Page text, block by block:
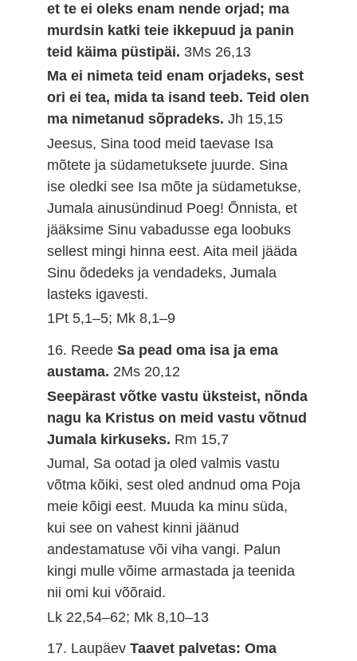
et te ei oleks enam nende orjad; ma
murdsin katki teie ikkepuud ja panin
teid käima püstipäi. 3Ms 26,13
Ma ei nimeta teid enam orjadeks, sest
ori ei tea, mida ta isand teeb. Teid olen
ma nimetanud sõpradeks.Jh 15,15
Jeesus, Sina tood meid taevase Isa
mõtete ja südametuksete juurde. Sina
ise oledki see Isa mõte ja südametukse,
Jumala ainusündinud Poeg! Õnnista, et
jääksime Sinu vabadusse ega loobuks
sellest mingi hinna eest. Aita meil jääda
Sinu õdedeks ja vendadeks, Jumala
lasteks igavesti.
1Pt 5,1–5; Mk 8,1–9
16. ReedeSa pead oma isa ja ema
austama. 2Ms 20,12
Seepärast võtke vastu üksteist, nõnda
nagu ka Kristus on meid vastu võtnud
Jumala kirkuseks. Rm 15,7
Jumal, Sa ootad ja oled valmis vastu
võtma kõiki, sest oled andnud oma Poja
meie kõigi eest. Muuda ka minu süda,
kui see on vahest kinni jäänud
andestamatuse või viha vangi. Palun
kingi mulle võime armastada ja teenida
nii omi kui võõraid.
Lk 22,54–62; Mk 8,10–13
17. LaupäevTaavet palvetas: Oma